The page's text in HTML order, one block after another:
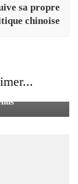
sa propre
chinoise
va reporter